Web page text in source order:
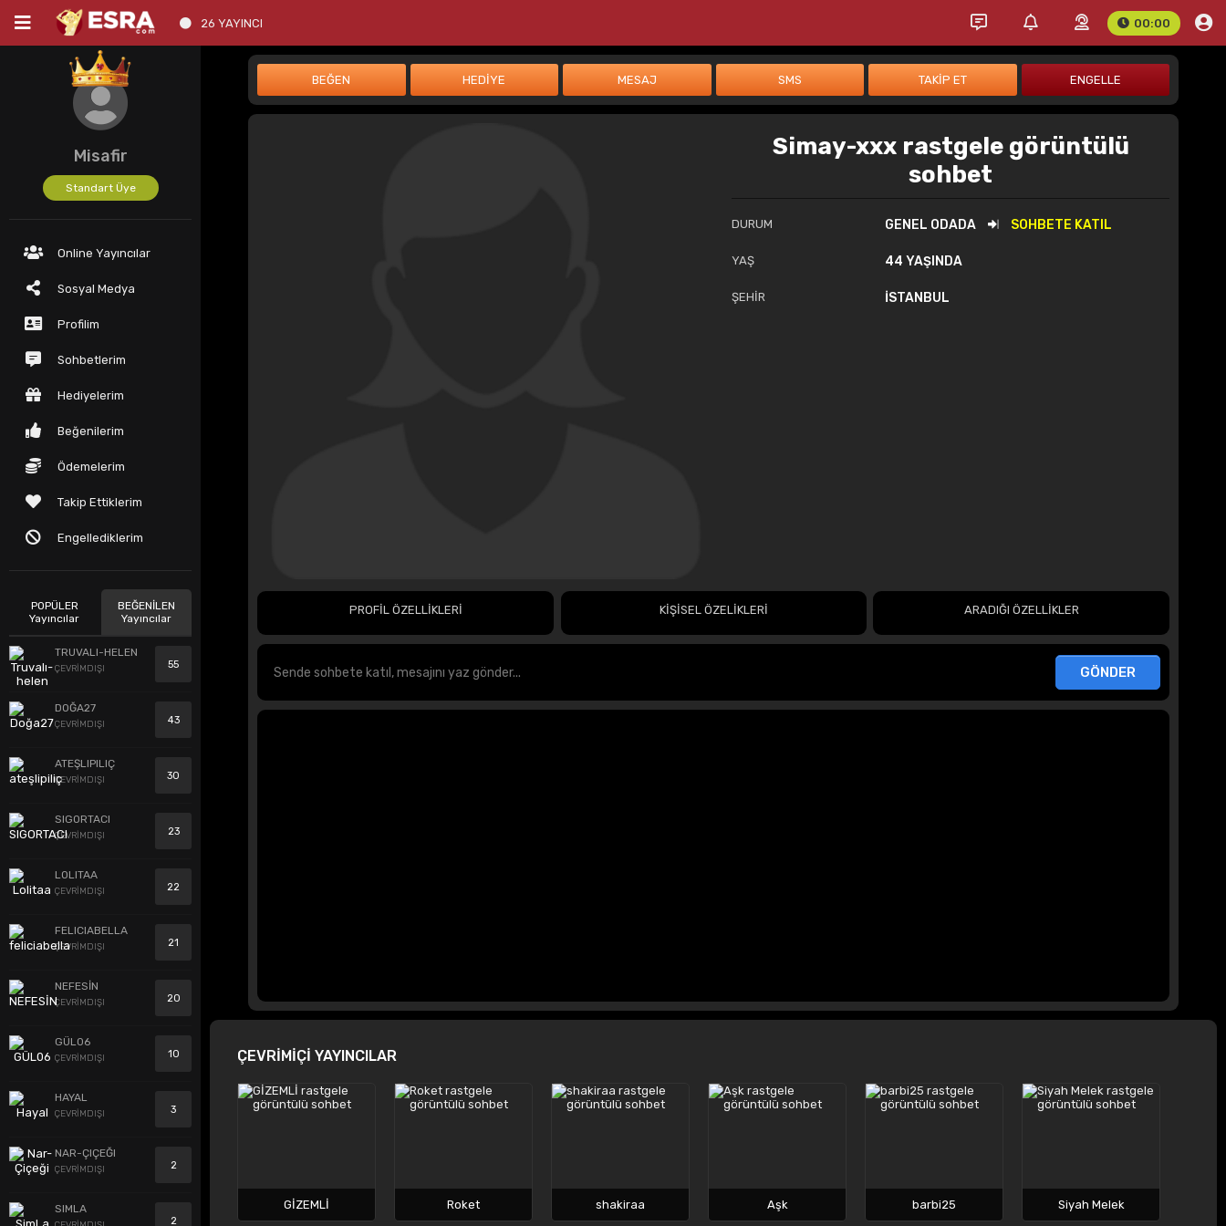
26 YAYINCI 00:00
Misafir
Standart Üye
Online Yayıncılar
Sosyal Medya
Profilim
Sohbetlerim
Hediyelerim
Beğenilerim
Ödemelerim
Takip Ettiklerim
Engellediklerim
POPÜLER
Yayıncılar
BEĞENİLEN
Yayıncılar
TRUVALI-HELEN
ÇEVRİMDIŞI 55
DOĞA27
ÇEVRİMDIŞI 43
ATEŞLIPILIÇ
ÇEVRİMDIŞI 30
SIGORTACI
ÇEVRİMDIŞI 23
LOLITAA
ÇEVRİMDIŞI 22
FELICIABELLA
ÇEVRİMDIŞI 21
NEFESİN
ÇEVRİMDIŞI 20
GÜL06
ÇEVRİMDIŞI 10
HAYAL
ÇEVRİMDIŞI 3
NAR-ÇIÇEĞI
ÇEVRİMDIŞI 2
SIMLA
2
Simay-xxx rastgele görüntülü
sohbet
DURUM GENEL ODADA SOHBETE KATIL
YAŞ 44 YAŞINDA
ŞEHİR İSTANBUL
PROFİL ÖZELLİKLERİ KİŞİSEL ÖZELİKLERİ ARADIĞI ÖZELLİKLER
ÇEVRİMİÇİ YAYINCILAR
GİZEMLİ Roket shakiraa Aşk barbi25 Siyah Melek